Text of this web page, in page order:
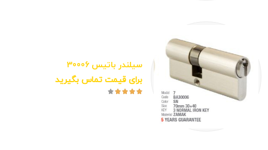
سیلندر باتیس 30006
برای قیمت تماس بگیرید




